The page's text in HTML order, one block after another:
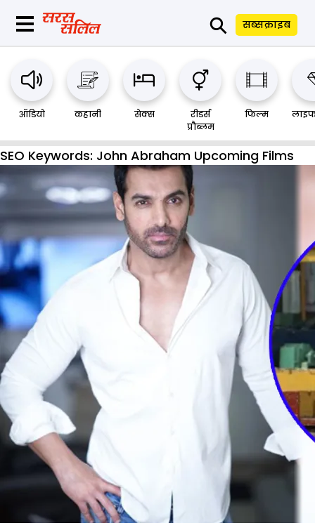
⚲ सब्सक्राइब
ऑडियो कहानी सेक्स
रीडर्स
प्रौब्लम
फिल्म
SEO Keywords: John Abraham Upcoming Films